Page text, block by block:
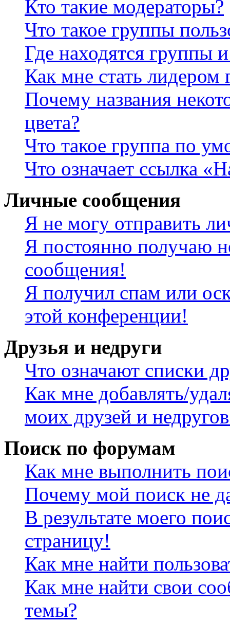
Кто такие модераторы?
Что такое группы
Где находятся группы
Как мне стать лидером
Почему названия
цвета?
Что такое группа по
Что означает ссылка
Личные сообщения
Я не могу отправить
Я постоянно получаю
сообщения!
Я получил спам или
этой конференции!
Друзья и недруги
Что означают списки
Как мне добавлять/
моих друзей и
Поиск по форумам
Как мне выполнить
Почему мой поиск не
В результате моего
страницу!
Как мне найти
Как мне найти свои
темы?